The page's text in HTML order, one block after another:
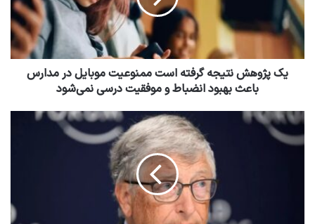
یک پژوهش نتیجه گرفته است ممنوعیت موبایل در مدارس
باعث بهبود انضباط و موفقیت درسی نمی‌شود